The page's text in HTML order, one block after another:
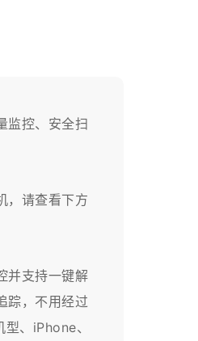
监控、安全扫
，请查看下方
并支持一键解
踪，不用经过
、iPhone、